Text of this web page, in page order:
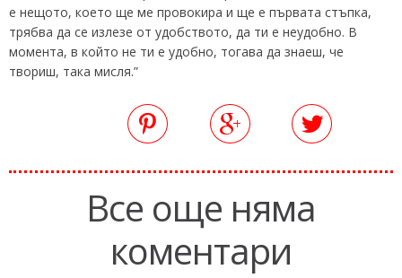
е нещото, което ще ме провокира и ще е първата стъпка,
трябва да се излезе от удобството, да ти е неудобно. В
момента, в който не ти е удобно, тогава да знаеш, че
твориш, така мисля.”
Все още няма
коментари